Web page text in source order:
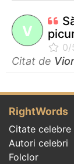
V
Citat de
RightWords
Citate celebre
Autori celebri
Folclor